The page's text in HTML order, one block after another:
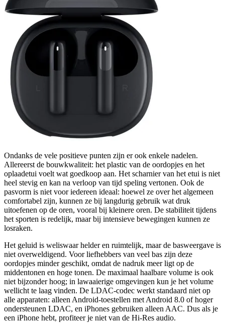
Ondanks de vele positieve punten zijn er ook enkele nadelen.
Allereerst de bouwkwaliteit: het plastic van de oordopjes en het
oplaadetui voelt wat goedkoop aan. Het scharnier van het etui is niet
heel stevig en kan na verloop van tijd speling vertonen. Ook de
pasvorm is niet voor iedereen ideaal: hoewel ze over het algemeen
comfortabel zijn, kunnen ze bij langdurig gebruik wat druk
uitoefenen op de oren, vooral bij kleinere oren. De stabiliteit tijdens
het sporten is redelijk, maar bij intensieve bewegingen kunnen ze
losraken.
Het geluid is weliswaar helder en ruimtelijk, maar de basweergave is
niet overweldigend. Voor liefhebbers van veel bas zijn deze
oordopjes minder geschikt, omdat de nadruk meer ligt op de
middentonen en hoge tonen. De maximaal haalbare volume is ook
niet bijzonder hoog; in lawaaierige omgevingen kun je het volume
wellicht te laag vinden. De LDAC-codec werkt standaard niet op
alle apparaten: alleen Android-toestellen met Android 8.0 of hoger
ondersteunen LDAC, en iPhones gebruiken alleen AAC. Dus als je
een iPhone hebt, profiteer je niet van de Hi-Res audio.